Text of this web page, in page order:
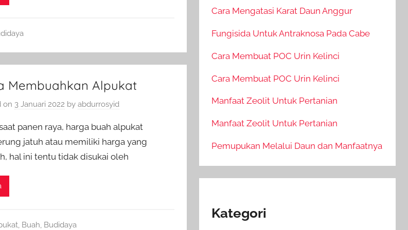
Membuahkan Alpukat
on 3 Januari 2022 byabdurrosyid
panen raya, harga buah alpukat
jatuh atau memiliki harga yang
hal ini tentu tidak disukai oleh
, Buah Budidaya
Cara Mengatasi Karat Daun Anggur
Fungisida Untuk Antraknosa Pada Cabe
Cara Membuat POC Urin Kelinci
Cara Membuat POC Urin Kelinci
Manfaat Zeolit Untuk Pertanian
Manfaat Zeolit Untuk Pertanian
Pemupukan Melalui Daun dan Manfaatnya
Kategori